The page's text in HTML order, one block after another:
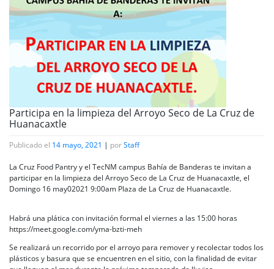
Participa en la limpieza del Arroyo Seco de La Cruz de
Huanacaxtle
Publicado el 14 mayo, 2021 | porStaff
La Cruz Food Pantry y el TecNM campus Bahía de Banderas te invitan a
participar en la limpieza del Arroyo Seco de La Cruz de Huanacaxtle, el
Domingo 16 may02021 9:00am Plaza de La Cruz de Huanacaxtle.
Habrá una plática con invitación formal el viernes a las 15:00 horas
https://meet.google.com/yma-bzti-meh
Se realizará un recorrido por el arroyo para remover y recolectar todos los
plásticos y basura que se encuentren en el sitio, con la finalidad de evitar